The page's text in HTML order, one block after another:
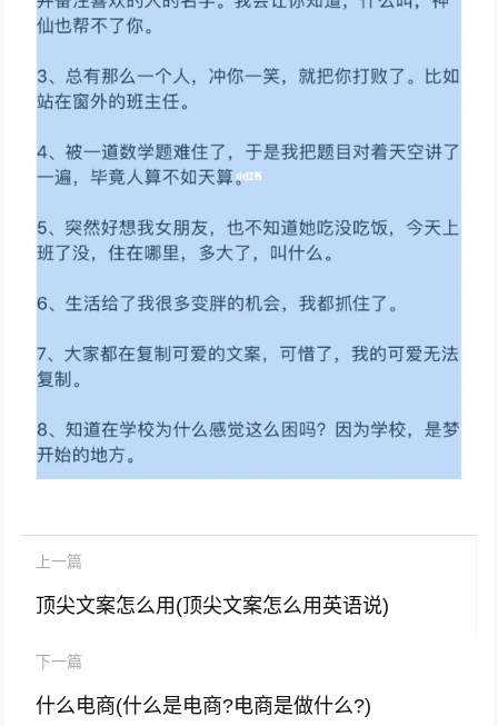
上一篇
顶尖文案怎么用(顶尖文案怎么用英语说)
下一篇
什么电商(什么是电商?电商是做什么?)